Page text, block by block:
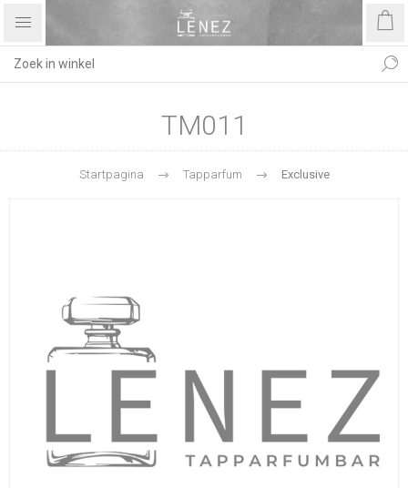
TM011
Startpagina Tapparfum Exclusive